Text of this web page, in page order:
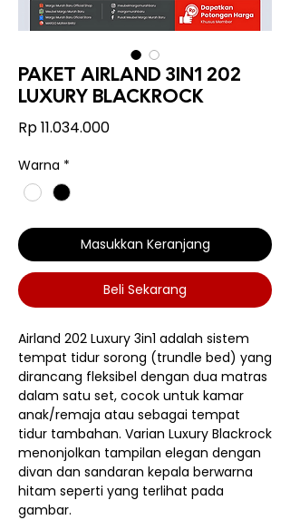
PAKET AIRLAND 3IN1 202
LUXURY BLACKROCK
Rp 11.034.000Harga
Warna *
Masukkan Keranjang
Beli Sekarang
Airland 202 Luxury 3in1 adalah sistem
tempat tidur sorong (trundle bed) yang
dirancang fleksibel dengan dua matras
dalam satu set, cocok untuk kamar
anak/remaja atau sebagai tempat
tidur tambahan. Varian Luxury Blackrock
menonjolkan tampilan elegan dengan
divan dan sandaran kepala berwarna
hitam seperti yang terlihat pada
gambar.